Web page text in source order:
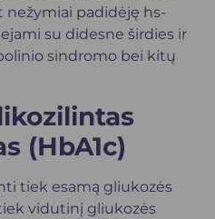
padidėję hs-
su didesne širdies ir
sindromo bei kitų
(HbA1c)
tiek esamą gliukozės
vidutinį gliukozės